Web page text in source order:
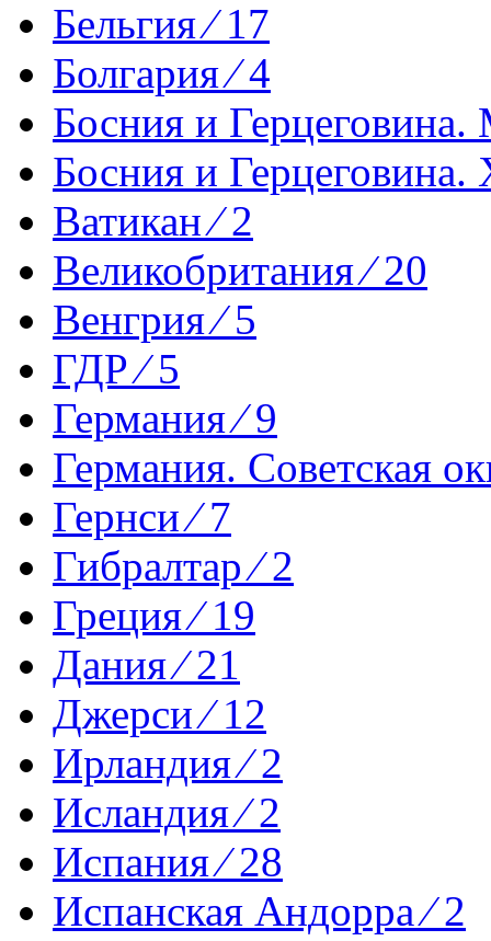
Бельгия ⁄ 17
Болгария ⁄ 4
Босния и
Босния и Герцеговина.
Ватикан ⁄ 2
Великобритания ⁄ 20
Венгрия ⁄ 5
ГДР ⁄ 5
Германия ⁄ 9
Германия. Советская
Гернси ⁄ 7
Гибралтар ⁄ 2
Греция ⁄ 19
Дания ⁄ 21
Джерси ⁄ 12
Ирландия ⁄ 2
Исландия ⁄ 2
Испания ⁄ 28
Испанская Андорра ⁄ 2